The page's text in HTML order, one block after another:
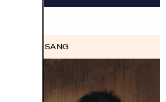
FOLK VISESANG